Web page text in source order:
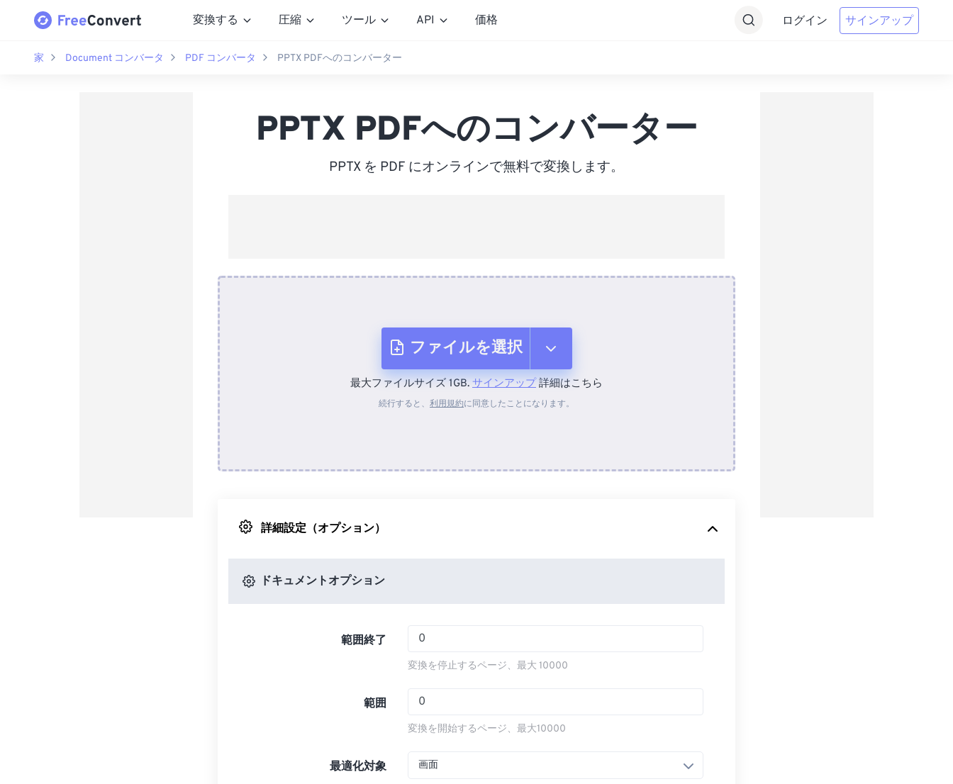
変換する 圧縮 ツール API 価格 ログイン サインアップ
家 Document コンバータ PDF コンバータ PPTX PDFへのコンバーター
PPTX PDFへのコンバーター
PPTX を PDF にオンラインで無料で変換します。
ファイルを選択
デバイスから
最大ファイルサイズ 1GB. サインアップ詳細はこちら
続行すると、 利用規約に同意したことになります。
詳細設定（オプション）
ドキュメントオプション
範囲終了
変換を停止するページ、最大 10000
範囲
変換を開始するページ、最大10000
最適化対象 画面